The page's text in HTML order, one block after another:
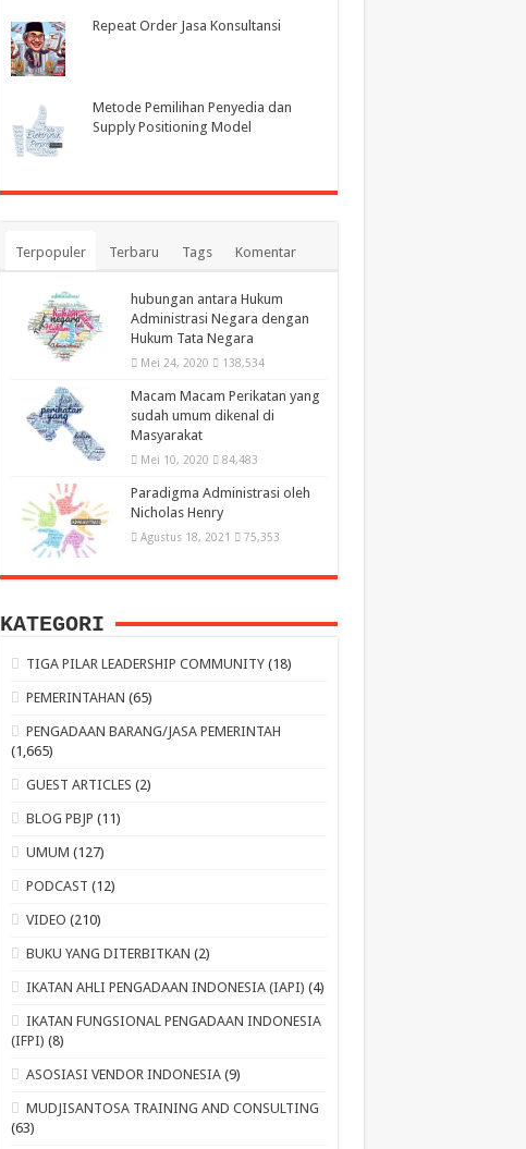
Repeat Order Jasa Konsultansi
Metode Pemilihan Penyedia dan
Supply Positioning Model
Terpopuler Terbaru Tags Komentar
hubungan antara Hukum
Administrasi Negara dengan
Hukum Tata Negara
Mei 24, 2020 138,534
Macam Macam Perikatan yang
sudah umum dikenal di
Masyarakat
Mei 10, 2020 84,483
Paradigma Administrasi oleh
Nicholas Henry
Agustus 18, 2021 75,353
KATEGORI
TIGA PILAR LEADERSHIP COMMUNITY (18)
PEMERINTAHAN (65)
PENGADAAN BARANG/JASA PEMERINTAH
(1,665)
GUEST ARTICLES (2)
BLOG PBJP (11)
UMUM (127)
PODCAST (12)
VIDEO (210)
BUKU YANG DITERBITKAN (2)
IKATAN AHLI PENGADAAN INDONESIA (IAPI) (4)
IKATAN FUNGSIONAL PENGADAAN INDONESIA
(IFPI) (8)
ASOSIASI VENDOR INDONESIA (9)
MUDJISANTOSA TRAINING AND CONSULTING
(63)